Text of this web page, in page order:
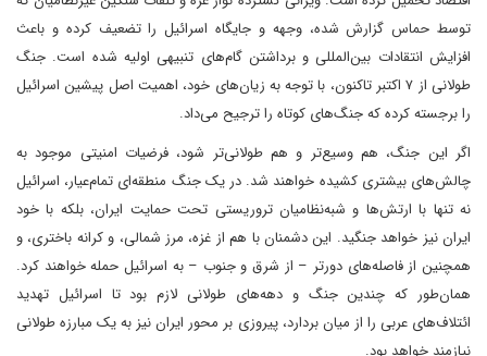
توسط حماس گزارش شده، وجهه و جایگاه اسرائیل را تضعیف کرده و باعث
افزایش انتقادات بین‌المللی و برداشتن گام‌های تنبیهی اولیه شده است. جنگ
طولانی از ۷ اکتبر تاکنون، با توجه به زیان‌های خود، اهمیت اصل پیشین اسرائیل
را برجسته کرده که جنگ‌های کوتاه را ترجیح می‌داد.
اگر این جنگ، هم وسیع‌تر و هم طولانی‌تر شود، فرضیات امنیتی موجود به
چالش‌های بیشتری کشیده خواهند شد. در یک جنگ منطقه‌ای تمام‌عیار، اسرائیل
نه تنها با ارتش‌ها و شبه‌نظامیان تروریستی تحت حمایت ایران، بلکه با خود
ایران نیز خواهد جنگید. این دشمنان با هم از غزه، مرز شمالی، و کرانه باختری، و
همچنین از فاصله‌های دورتر – از شرق و جنوب – به اسرائیل حمله خواهند کرد.
همان‌طور که چندین جنگ و دهه‌های طولانی لازم بود تا اسرائیل تهدید
ائتلاف‌های عربی را از میان بردارد، پیروزی بر محور ایران نیز به یک مبارزه طولانی
نیازمند خواهد بود.